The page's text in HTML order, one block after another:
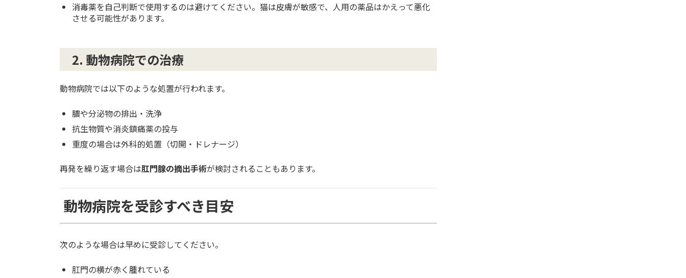
消毒薬を自己判断で使用するのは避けてください。猫は皮膚が敏感で、人用の薬品はかえって悪化
させる可能性があります。
2. 動物病院での治療
動物病院では以下のような処置が行われます。
膿や分泌物の排出・洗浄
抗生物質や消炎鎮痛薬の投与
重度の場合は外科的処置（切開・ドレナージ）
再発を繰り返す場合は肛門腺の摘出手術が検討されることもあります。
動物病院を受診すべき目安
次のような場合は早めに受診してください。
肛門の横が赤く腫れている